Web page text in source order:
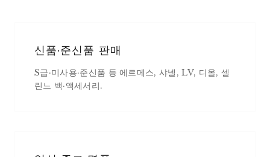
신품·준신품 판매
S급·미사용·준신품 등 에르메스, 샤넬, LV, 디올, 셀
린느 백·액세서리.